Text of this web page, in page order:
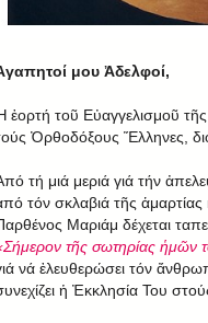
μου Ἀδελφοί,
ἑορτή τοῦ Εὐαγγελισμοῦ
Ὀρθοδόξους Ἕλληνες,
τή μιά μεριά γιά τήν
τόν σκλαβιά τῆς
Μαριάμ δέχεται
τῆς σωτηρίας ἡμῶν
νά ἐλευθερώσει τόν
ἡ Ἐκκλησία Του